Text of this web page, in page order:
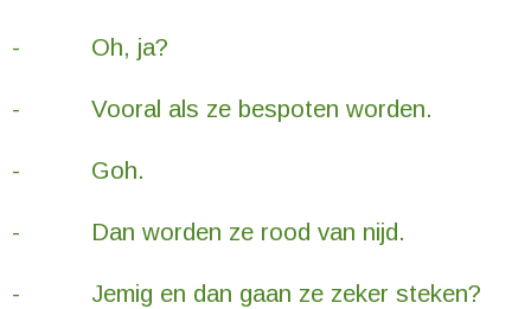
- Oh, ja?
- Vooral als ze bespoten worden.
- Goh.
- Dan worden ze rood van nijd.
- Jemig en dan gaan ze zeker steken?